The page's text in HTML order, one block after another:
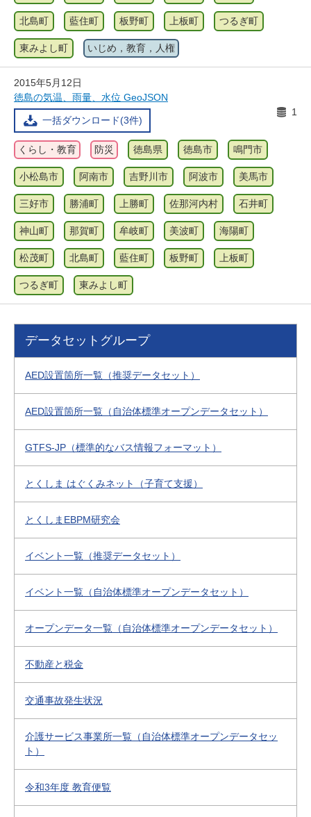
北島町 藍住町 板野町 上板町 つるぎ町
東みよし町 いじめ，教育，人権
2015年5月12日
徳島の気温、雨量、水位 GeoJSON
一括ダウンロード(3件)
1
くらし・教育 防災 徳島県 徳島市 鳴門市
小松島市 阿南市 吉野川市 阿波市 美馬市
三好市 勝浦町 上勝町 佐那河内村 石井町
神山町 那賀町 牟岐町 美波町 海陽町
松茂町 北島町 藍住町 板野町 上板町
つるぎ町 東みよし町
データセットグループ
AED設置箇所一覧（推奨データセット）
AED設置箇所一覧（自治体標準オープンデータセット）
GTFS-JP（標準的なバス情報フォーマット）
とくしま はぐくみネット（子育て支援）
とくしまEBPM研究会
イベント一覧（推奨データセット）
イベント一覧（自治体標準オープンデータセット）
オープンデータ一覧（自治体標準オープンデータセット）
不動産と税金
交通事故発生状況
介護サービス事業所一覧（自治体標準オープンデータセッ
ト）
令和3年度 教育便覧